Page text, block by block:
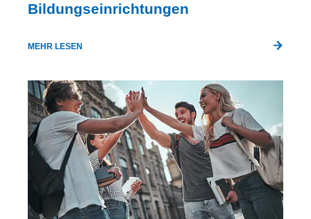
Bildungseinrichtungen
MEHR LESEN